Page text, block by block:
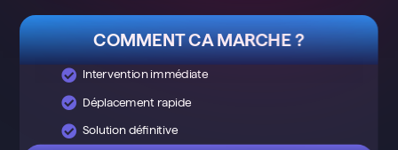
COMMENT CA MARCHE ?
Intervention immédiate
Déplacement rapide
Solution définitive